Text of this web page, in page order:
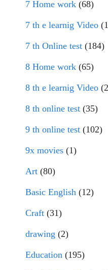
7 Home work (68)
7 th e learnig Video
7 th Online test (184)
8 Home work (65)
8 th e learnig Video
8 th online test (35)
9 th online test (102)
9x movies (1)
Art (80)
Basic English (12)
Craft (31)
drawing (2)
Education (195)